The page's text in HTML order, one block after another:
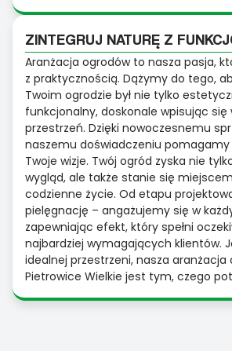
ZINTEGRUJ NATURĘ Z
Aranżacja ogrodów to nasza pasja,
z praktycznością. Dążymy do tego,
Twoim ogrodzie był nie tylko
funkcjonalny, doskonale wpisując
przestrzeń. Dzięki nowoczesnemu
naszemu doświadczeniu
Twoje wizje. Twój ogród zyska nie
wygląd, ale także stanie się
codzienne życie. Od etapu
pielęgnację – angażujemy się w
zapewniając efekt, który spełni
najbardziej wymagających klientów.
idealnej przestrzeni, nasza aranżacja
Pietrowice Wielkie jest tym, czego